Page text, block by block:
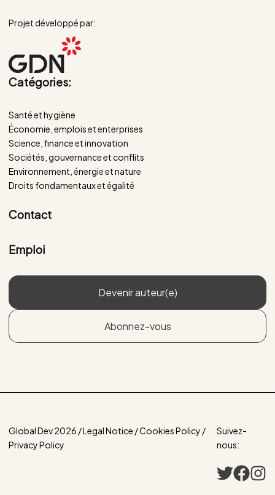
Projet développé par:
Catégories:
Santé et hygiène
Économie, emplois et enterprises
Science, finance et innovation
Sociétés, gouvernance et conflits
Environnement, énergie et nature
Droits fondamentaux et égalité
Contact
Emploi
Devenir auteur(e)
Abonnez-vous
Global Dev 2026 / Legal Notice / Cookies Policy /
Privacy Policy
Suivez-
nous: